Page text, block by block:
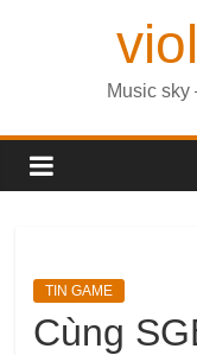
Music sky
TIN GAME
Cùng